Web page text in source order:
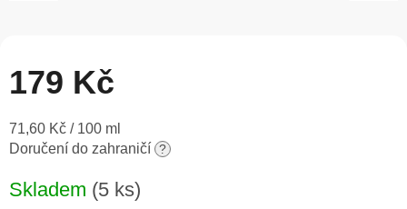
179 Kč
Měrná
cena:
71,60 Kč / 100 ml
Doručení do zahraničí ?
Skladem (5 ks)